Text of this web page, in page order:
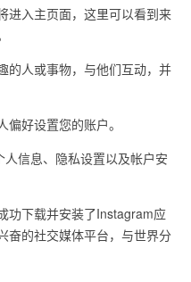
入主页面，这里可以看到来
人或事物，与他们互动，并
好设置您的账户。
信息、隐私设置以及帐户安
下载并安装了Instagram应
奋的社交媒体平台，与世界分